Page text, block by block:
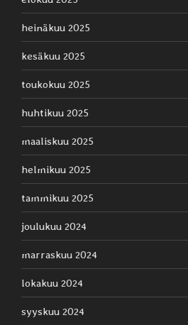
heinäkuu 2025
kesäkuu 2025
toukokuu 2025
huhtikuu 2025
maaliskuu 2025
helmikuu 2025
tammikuu 2025
joulukuu 2024
marraskuu 2024
lokakuu 2024
syyskuu 2024